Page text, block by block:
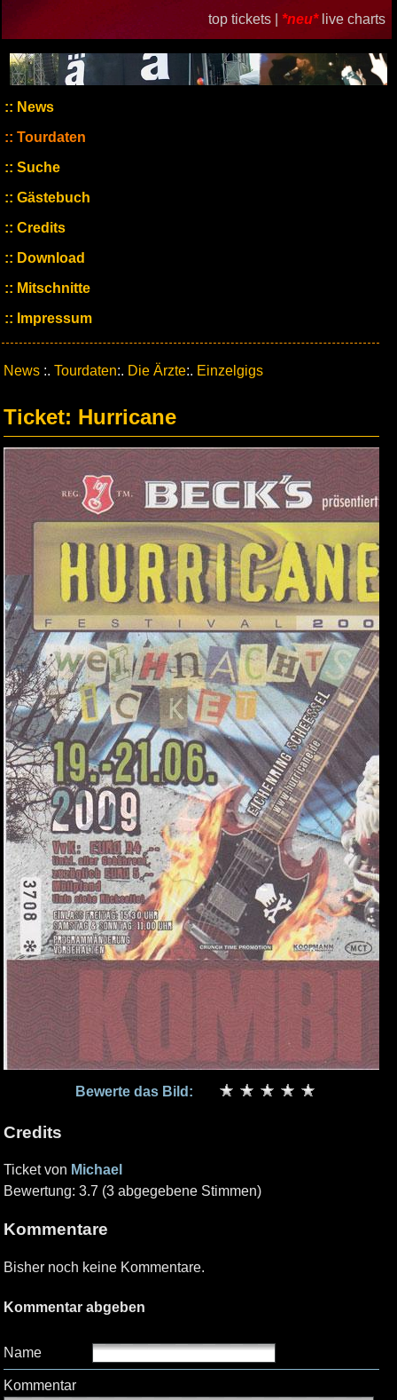
top tickets | *neu* live charts
News
Tourdaten
Suche
Gästebuch
Credits
Download
Mitschnitte
Impressum
News :. Tourdaten:. Die Ärzte:. Einzelgigs
Ticket: Hurricane
Bewerte das Bild:
Credits
Ticket von Michael
Bewertung: 3.7 (3 abgegebene Stimmen)
Kommentare
Bisher noch keine Kommentare.
Kommentar abgeben
Name
Kommentar